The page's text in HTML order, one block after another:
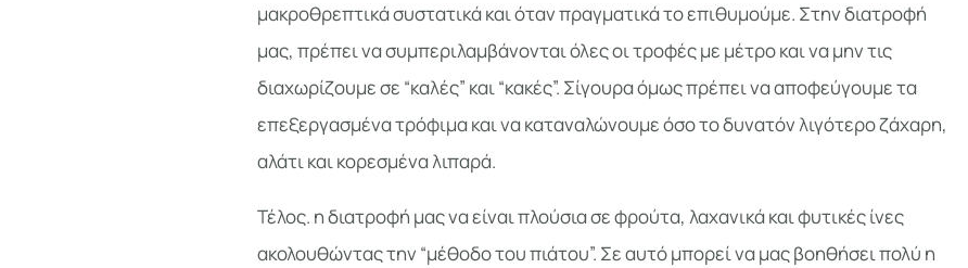
μακροθρεπτικά συστατικά και όταν πραγματικά το επιθυμούμε. Στην διατροφή
μας, πρέπει να συμπεριλαμβάνονται όλες οι τροφές με μέτρο και να μην τις
διαχωρίζουμε σε “καλές” και “κακές”. Σίγουρα όμως πρέπει να αποφεύγουμε τα
επεξεργασμένα τρόφιμα και να καταναλώνουμε όσο το δυνατόν λιγότερο ζάχαρη,
αλάτι και κορεσμένα λιπαρά.
Τέλος. η διατροφή μας να είναι πλούσια σε φρούτα, λαχανικά και φυτικές ίνες
ακολουθώντας την “μέθοδο του πιάτου”. Σε αυτό μπορεί να μας βοηθήσει πολύ η